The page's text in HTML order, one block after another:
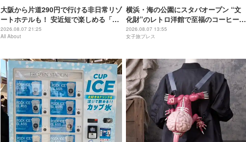
大阪から片道290円で行ける非日常リゾ
ートホテルも！ 安近短で楽しめる「関
西穴場」のおすすめホテル3選
2026.08.07 21:25
All About
横浜・海の公園にスタバオープン “文
化財”のレトロ洋館で至福のコーヒー時
間
2026.08.07 13:55
女子旅プレス